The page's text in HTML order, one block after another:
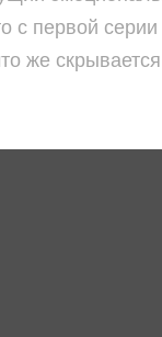
с первой
же